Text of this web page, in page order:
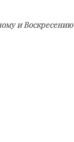
и Воскресению